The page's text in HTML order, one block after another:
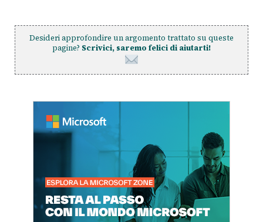
Desideri approfondire un argomento trattato su queste
pagine? Scrivici, saremo felici di aiutarti!